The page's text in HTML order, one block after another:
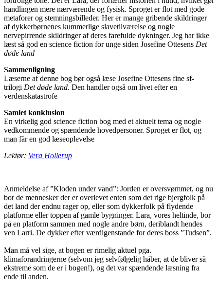
handlingen mere nærværende og fysisk. Sproget er flot med gode
metaforer og stemningsbilleder. Her er mange gribende skildringer
af dykkerbørnenes kummerlige slavetilværelse og nogle
nervepirrende skildringer af deres farefulde dykninger. Jeg har ikke
læst så god en science fiction for unge siden Josefine Ottesens Det
døde land
Sammenligning
Læserne af denne bog bør også læse Josefine Ottesens fine sf-
trilogi Det døde land. Den handler også om livet efter en
verdenskatastrofe
Samlet konklusion
En virkelig god science fiction bog med et aktuelt tema og nogle
vedkommende og spændende hovedpersoner. Sproget er flot, og
man får en god læseoplevelse
Lektør: Vera Hollerup
Anmeldelse af ”Kloden under vand”: Jorden er oversvømmet, og nu
bor de mennesker der er overlevet enten som det rige bjergfolk på
det land der endnu rager op, eller som dykkerfolk på flydende
platforme eller toppen af gamle bygninger. Lara, vores heltinde, bor
på en platform sammen med nogle andre børn, deriblandt hendes
ven Larri. De dykker efter værdigenstande for deres boss ”Tudsen”.
Man må vel sige, at bogen er rimelig aktuel pga.
klimaforandringerne (selvom jeg selvfølgelig håber, at de bliver så
ekstreme som de er i bogen!), og det var spændende læsning fra
ende til anden.